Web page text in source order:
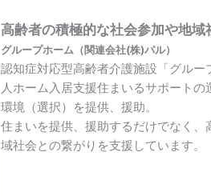
高齢者の積極的な社会参加や地域
グループホーム（関連会社(株)パル）
認知症対応型高齢者介護施設「グル
人ホーム入居支援住まいるサポート
環境（選択）を提供、援助。
住まいを提供、援助するだけでなく
域社会との繋がりを支援しています。